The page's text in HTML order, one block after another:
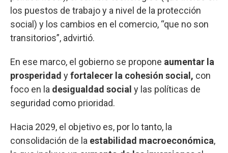
los puestos de trabajo y a nivel de la protección
social) y los cambios en el comercio, “que no son
transitorios”, advirtió.
En ese marco, el gobierno se propone aumentar la
prosperidad yfortalecer la cohesión social, con
foco en la desigualdad social y las políticas de
seguridad como prioridad.
Hacia 2029, el objetivo es, por lo tanto, la
consolidación de la estabilidad macroeconómica,